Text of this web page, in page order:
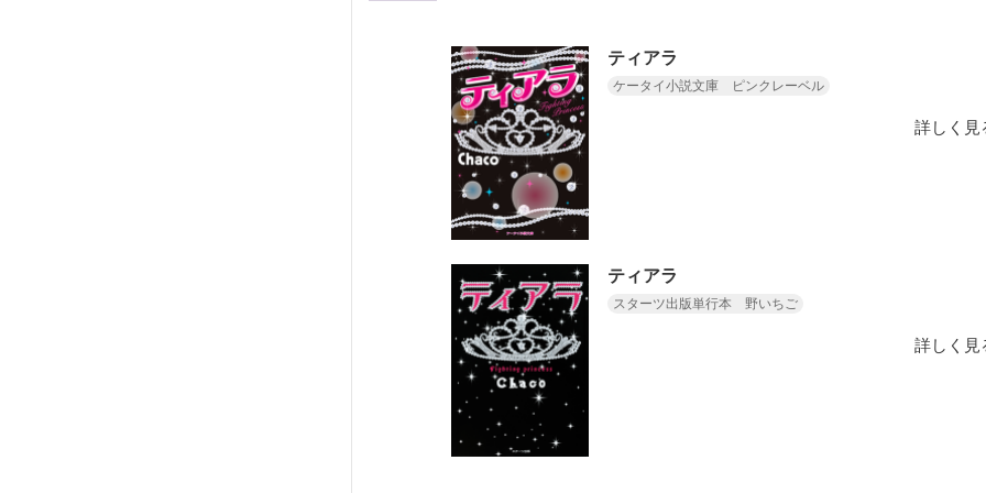
ティアラ
ケータイ小説文庫 ピンクレーベル
詳しく
ティアラ
スターツ出版単行本 野いちご
詳しく